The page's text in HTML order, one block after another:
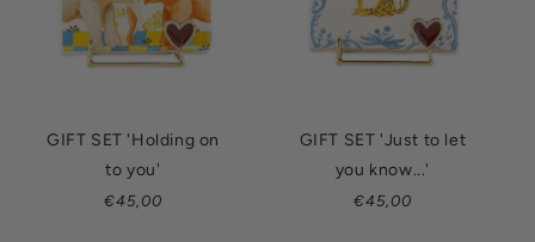
GIFT SET 'Holding on
to you'
Normale
€45,00
GIFT SET 'Just to let
you know...'
Normale
€45,00